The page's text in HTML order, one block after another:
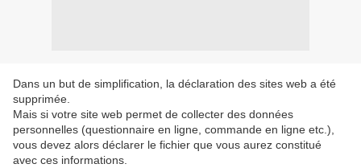
Dans un but de simplification, la déclaration des sites web a été
supprimée.
Mais si votre site web permet de collecter des données
personnelles (questionnaire en ligne, commande en ligne etc.),
vous devez alors déclarer le fichier que vous aurez constitué
avec ces informations.